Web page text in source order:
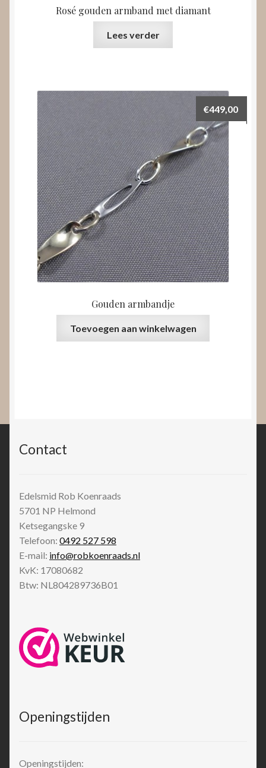
Rosé gouden armband met diamant
Lees verder
Gouden armbandje
€449,00
Toevoegen aan winkelwagen
Contact
Edelsmid Rob Koenraads
5701 NP Helmond
Ketsegangske 9
Telefoon: 0492 527 598
E-mail: info@robkoenraads.nl
KvK: 17080682
Btw: NL804289736B01
Openingstijden
Openingstijden: